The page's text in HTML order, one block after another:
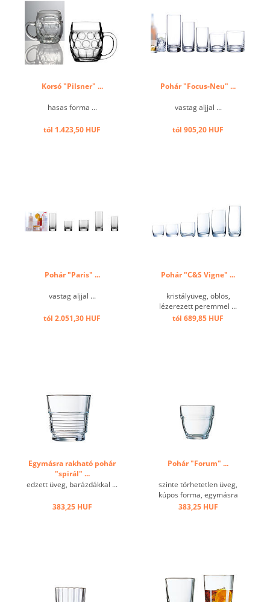
Korsó "Pilsner" ...
hasas forma ...
tól 1.423,50 HUF
Pohár "Focus-Neu" ...
vastag aljjal ...
tól 905,20 HUF
Pohár "Paris" ...
vastag aljjal ...
tól 2.051,30 HUF
Pohár "C&S Vigne" ...
kristályüveg, öblös,
lézerezett peremmel ...
tól 689,85 HUF
Egymásra rakható pohár
"spirál" ...
edzett üveg, barázdákkal ...
383,25 HUF
Pohár "Forum" ...
szinte törhetetlen üveg,
kúpos forma, egymásra
rakható ...
383,25 HUF